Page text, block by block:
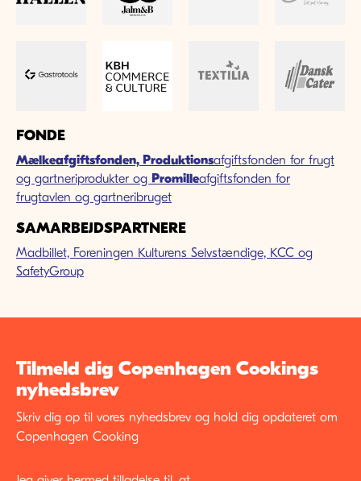
FONDE
Mælkeafgiftsfonden, Produktionsafgiftsfonden for frugt
og gartneriprodukter og Promilleafgiftsfonden for
frugtavlen og gartneribruget
SAMARBEJDSPARTNERE
Madbillet, Foreningen Kulturens Selvstændige, KCC og
SafetyGroup
Tilmeld dig Copenhagen Cookings
nyhedsbrev
Skriv dig op til vores nyhedsbrev og hold dig opdateret om
Copenhagen Cooking